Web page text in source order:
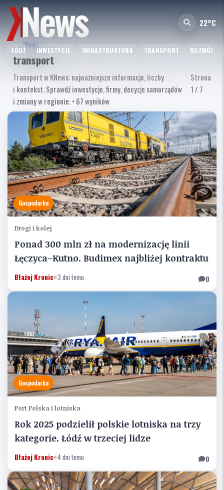
22°C
ŁÓDŹ INWESTYCJE INFRASTRUKTURA TRANSPORT ROZWÓJ
← Wróć
transport
Transport w KNews: najważniejsze informacje, liczby
i kontekst. Sprawdź inwestycje, firmy, decyzje samorządów
i zmiany w regionie. • 67 wyników
Strona
1 / 7
Gospodarka
Drogi i kolej
Ponad 300 mln zł na modernizację linii
Łęczyca–Kutno. Budimex najbliżej kontraktu
Błażej Kronic•3 dni temu 0
Gospodarka
Port Polska i lotniska
Rok 2025 podzielił polskie lotniska na trzy
kategorie. Łódź w trzeciej lidze
Błażej Kronic•4 dni temu 0